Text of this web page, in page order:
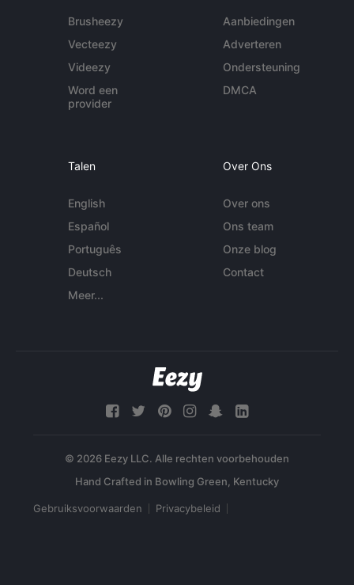
Brusheezy
Vecteezy
Videezy
Word een
provider
Aanbiedingen
Adverteren
Ondersteuning
DMCA
Talen
English
Español
Português
Deutsch
Meer...
Over Ons
Over ons
Ons team
Onze blog
Contact
© 2026 Eezy LLC. Alle rechten voorbehouden
Gebruiksvoorwaarden Privacybeleid